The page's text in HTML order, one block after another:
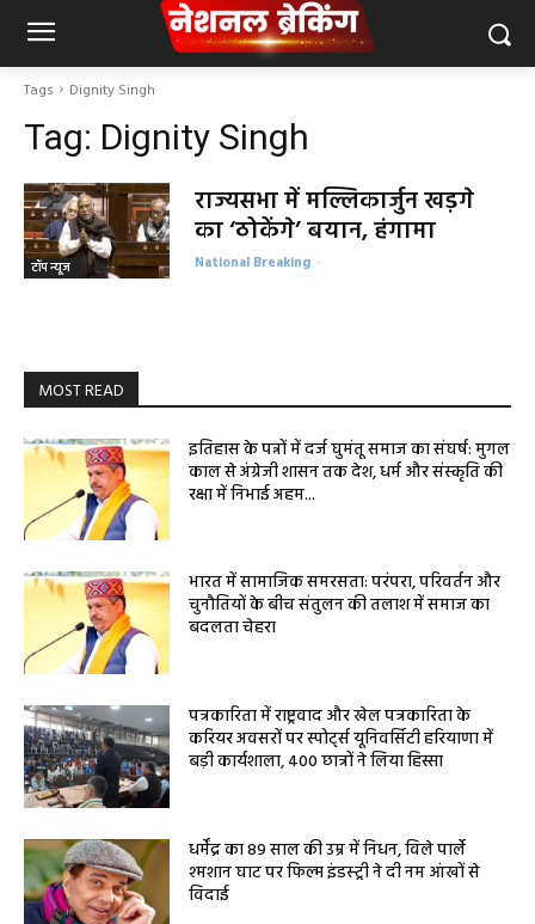
Tags Dignity Singh
Tag: Dignity Singh
टॉप न्यूज
राज्यसभा में मल्लिकार्जुन खड़गे
का ‘ठोकेंगे’ बयान, हंगामा
National Breaking -
MOST READ
इतिहास के पन्नों में दर्ज घुमंतू समाज का संघर्ष: मुगल
काल से अंग्रेजी शासन तक देश, धर्म और संस्कृति की
रक्षा में निभाई अहम...
भारत में सामाजिक समरसता: परंपरा, परिवर्तन और
चुनौतियों के बीच संतुलन की तलाश में समाज का
बदलता चेहरा
पत्रकारिता में राष्ट्रवाद और खेल पत्रकारिता के
करियर अवसरों पर स्पोर्ट्स यूनिवर्सिटी हरियाणा में
बड़ी कार्यशाला, 400 छात्रों ने लिया हिस्सा
धर्मेंद्र का 89 साल की उम्र में निधन, विले पार्ले
श्मशान घाट पर फिल्म इंडस्ट्री ने दी नम आंखों से
विदाई